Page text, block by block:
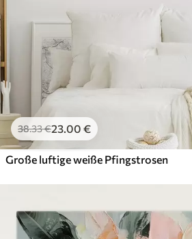
38.33€23.00 €
Große luftige weiße Pfingstrosen